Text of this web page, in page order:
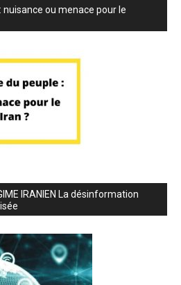
nuisance ou menace pour le
IRANIEN La désinformation